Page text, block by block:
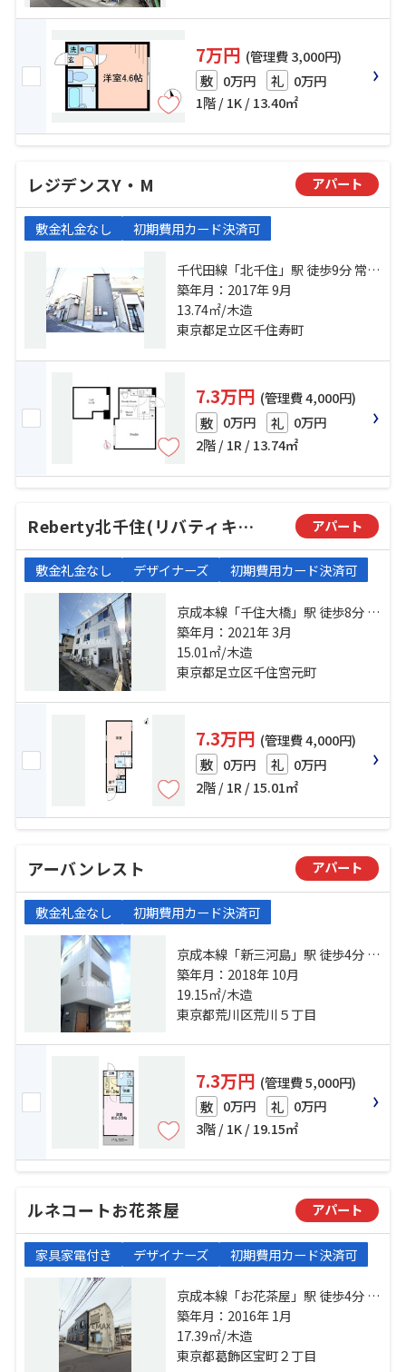
7万円 (管理費 3,000円)
敷 0万円 礼 0万円
1階 / 1K / 13.40㎡
レジデンスY・M アパート
敷金礼金なし 初期費用カード決済可
千代田線「北千住」駅 徒歩9分 常磐
緩行線「北千住」駅 徒歩9分 京成本
線「千住大橋」駅 徒歩16分
築年月：2017年 9月
13.74㎡/木造
東京都足立区千住寿町
7.3万円 (管理費 4,000円)
敷 0万円 礼 0万円
2階 / 1R / 13.74㎡
Reberty北千住(リバティキタセンジュ) アパート
敷金礼金なし デザイナーズ 初期費用カード決済可
京成本線「千住大橋」駅 徒歩8分 常
磐線「北千住」駅 徒歩10分 都電荒
川線「荒川七丁目」駅 徒歩20分
築年月：2021年 3月
15.01㎡/木造
東京都足立区千住宮元町
7.3万円 (管理費 4,000円)
敷 0万円 礼 0万円
2階 / 1R / 15.01㎡
アーバンレスト アパート
敷金礼金なし 初期費用カード決済可
京成本線「新三河島」駅 徒歩4分 都
電荒川線「町屋二丁目」駅 徒歩7分
千代田線「町屋」駅 徒歩8分
築年月：2018年 10月
19.15㎡/木造
東京都荒川区荒川５丁目
7.3万円 (管理費 5,000円)
敷 0万円 礼 0万円
3階 / 1K / 19.15㎡
ルネコートお花茶屋 アパート
家具家電付き デザイナーズ 初期費用カード決済可
京成本線「お花茶屋」駅 徒歩4分 京
成本線「堀切菖蒲園」駅 徒歩12分
京成押上線「京成立石」駅 徒歩24
分
築年月：2016年 1月
17.39㎡/木造
東京都葛飾区宝町２丁目